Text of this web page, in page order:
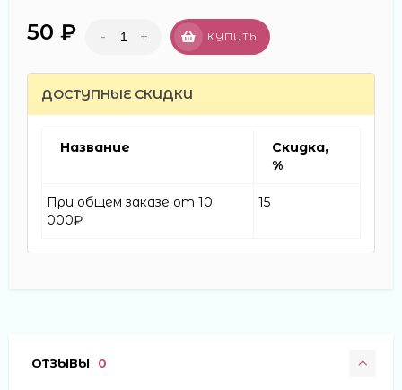
50 ₽ - + КУПИТЬ
ДОСТУПНЫЕ СКИДКИ
Название
Скидка,
%
При общем заказе от 10
000₽
15
ОТЗЫВЫ 0